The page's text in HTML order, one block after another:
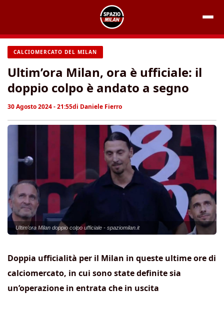
contenuto
CALCIOMERCATO DEL MILAN
Ultim’ora Milan, ora è ufficiale: il
doppio colpo è andato a segno
30 Agosto 2024 - 21:55di Daniele Fierro
Ultim'ora Milan doppio colpo ufficiale - spaziomilan.it
Doppia ufficialità per il Milan in queste ultime ore di
calciomercato, in cui sono state definite sia
un’operazione in entrata che in uscita